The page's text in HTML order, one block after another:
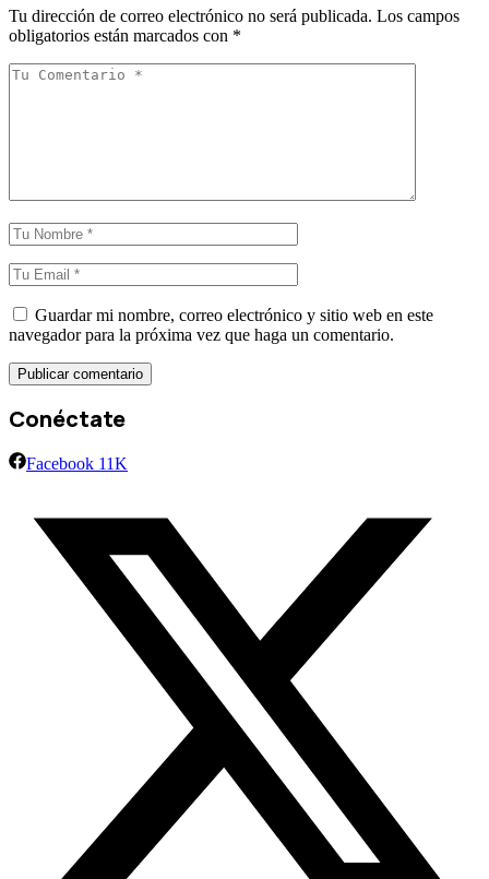
Tu dirección de correo electrónico no será publicada. Los campos
obligatorios están marcados con *
Guardar mi nombre, correo electrónico y sitio web en este
navegador para la próxima vez que haga un comentario.
Conéctate
Facebook 11K